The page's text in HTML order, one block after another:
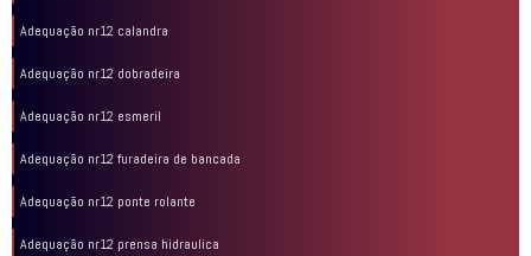
Adequação nr12 calandra
Adequação nr12 dobradeira
Adequação nr12 esmeril
Adequação nr12 furadeira de bancada
Adequação nr12 ponte rolante
Adequação nr12 prensa hidraulica